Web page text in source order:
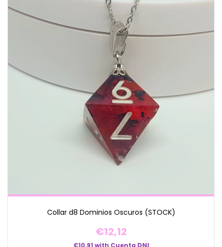
Collar d8 Dominios Oscuros (STOCK)
€12,12
€10,91 with Cuenta DNI